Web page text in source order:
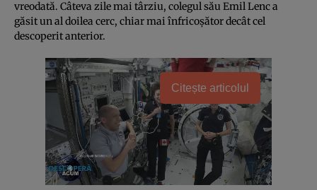
vreodată. Câteva zile mai târziu, colegul său Emil Lenc a
găsit un al doilea cerc, chiar mai înfricoșător decât cel
descoperit anterior.
Citește articolul